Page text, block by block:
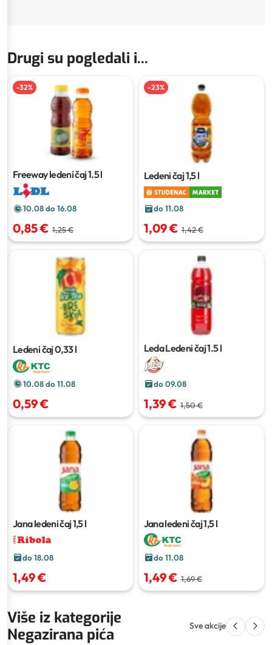
Drugi su pogledali i...
-32%
Freeway ledeni čaj1.5 l
10.08 do 16.08
0,85 € 1,25 €
-23%
Ledeni čaj1,5 l
do 11.08
1,09 € 1,42 €
Ledeni čaj0,33 l
10.08 do 11.08
0,59 €
Leda Ledeni čaj1.5 l
do 09.08
1,39 € 1,50 €
Jana ledeni čaj1,5 l
do 18.08
1,49 €
Jana ledeni čaj1,5 l
do 11.08
1,49 € 1,69 €
Više iz kategorije
Negazirana pića
Sve akcije